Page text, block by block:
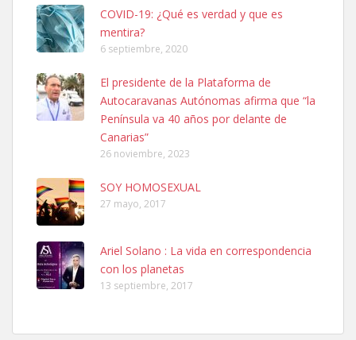
SHIBA PERDIDO AVDA JOSE MESA Y LOPEZ
PERRO MACHO RAZA SHIBA CON MICROCHIP PERDIDO HOY
06/07/2025 ZONA MESA Y LOPEZ. ES MUY ASUSTADIZO
Leales.org » Gran Canaria
6.7.2025
Ninfa perdida
El día 5 se los perdió una ninfa papillera, asustada tiene miedo a la
calle, se perdió por la zon...
COVID-19: ¿Qué es verdad y que es
mentira?
6 septiembre, 2020
El presidente de la Plataforma de
Autocaravanas Autónomas afirma que “la
Península va 40 años por delante de
Canarias”
26 noviembre, 2023
SOY HOMOSEXUAL
27 mayo, 2017
Ariel Solano : La vida en correspondencia
con los planetas
13 septiembre, 2017